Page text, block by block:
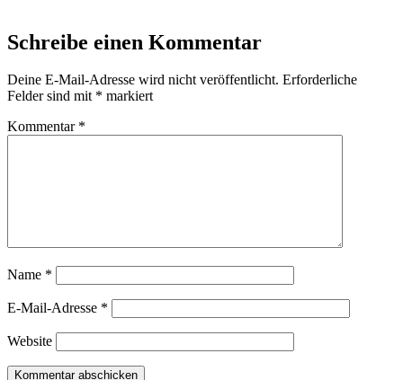
Schreibe einen Kommentar
Deine E-Mail-Adresse wird nicht veröffentlicht. Erforderliche
Felder sind mit * markiert
Kommentar *
Name *
E-Mail-Adresse *
Website